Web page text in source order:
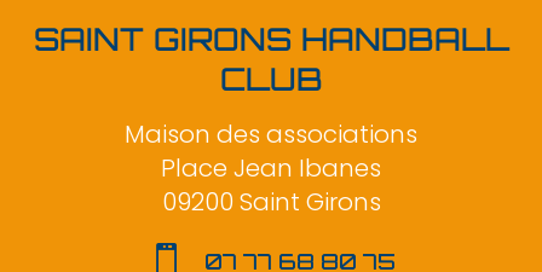
SAINT GIRONS HANDBALL
CLUB
Maison des associations
Place Jean Ibanes
09200 Saint Girons
 07 77 68 80 75